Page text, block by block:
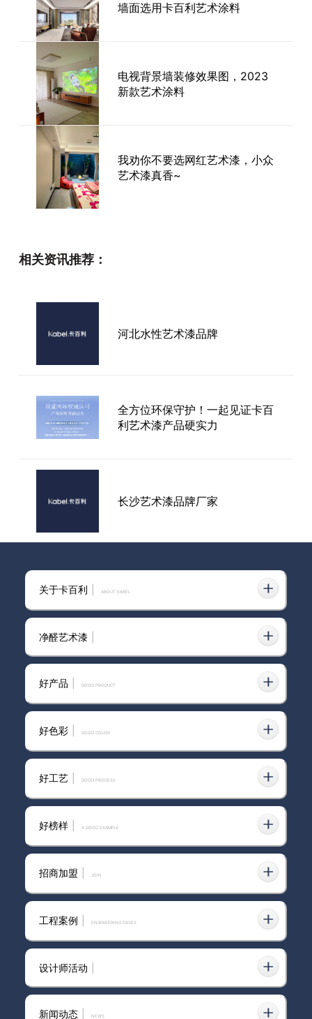
墙面选用卡百利艺术涂料
电视背景墙装修效果图，2023
新款艺术涂料
我劝你不要选网红艺术漆，小众
艺术漆真香~
艺术漆品牌_制作艺术漆的技巧
和方法？
艺术涂料的数字化营销
相关资讯推荐：
河北水性艺术漆品牌
全方位环保守护！一起见证卡百
利艺术漆产品硬实力
长沙艺术漆品牌厂家
潮州墙漆艺术漆厂家
告别单调墙面！卡百利艺术漆，
打造高级感家居新境界
喜讯丨卡百利荣获“广东涂料35
年科技创新示范企业”称号
关于卡百利 ABOUT KABEL
净醛艺术漆
好产品 GOOD PRODUCT
好色彩 GOOD COLOR
好工艺 GOOD PROCESS
好榜样 A GOOD EXAMPLE
招商加盟 join
工程案例 ENGINEERING CASES
设计师活动
新闻动态 news